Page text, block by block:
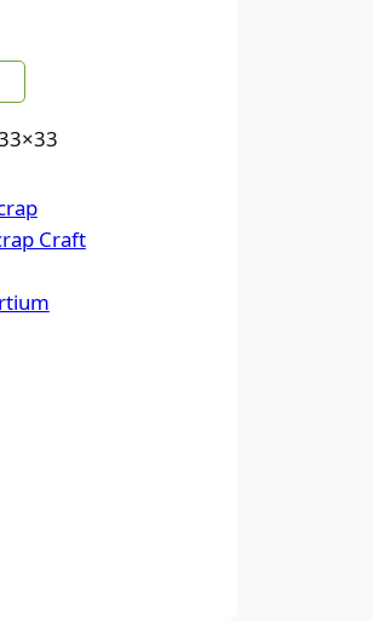
Craft